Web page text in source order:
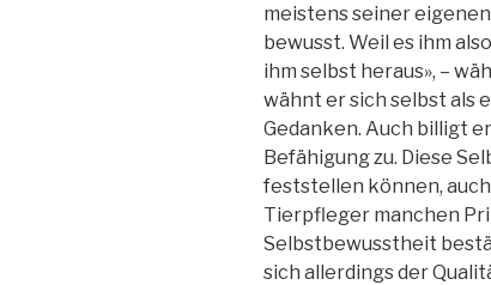
meistens seiner
bewusst. Weil es ihm
ihm selbst heraus», –
wähnt er sich selbst als
Gedanken. Auch billigt
Befähigung zu. Diese
feststellen können,
Tierpfleger manchen
Selbstbewusstheit
sich allerdings der